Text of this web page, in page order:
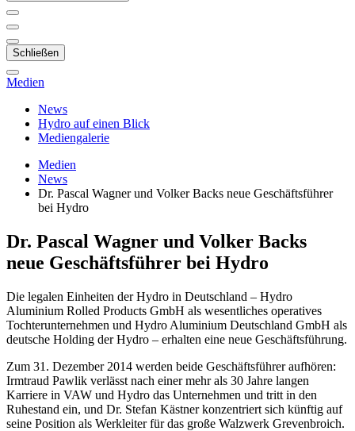
Schließen
Medien
News
Hydro auf einen Blick
Mediengalerie
Medien
News
Dr. Pascal Wagner und Volker Backs neue Geschäftsführer
bei Hydro
Dr. Pascal Wagner und Volker Backs
neue Geschäftsführer bei Hydro
Die legalen Einheiten der Hydro in Deutschland – Hydro
Aluminium Rolled Products GmbH als wesentliches operatives
Tochterunternehmen und Hydro Aluminium Deutschland GmbH als
deutsche Holding der Hydro – erhalten eine neue Geschäftsführung.
Zum 31. Dezember 2014 werden beide Geschäftsführer aufhören:
Irmtraud Pawlik verlässt nach einer mehr als 30 Jahre langen
Karriere in VAW und Hydro das Unternehmen und tritt in den
Ruhestand ein, und Dr. Stefan Kästner konzentriert sich künftig auf
seine Position als Werkleiter für das große Walzwerk Grevenbroich.